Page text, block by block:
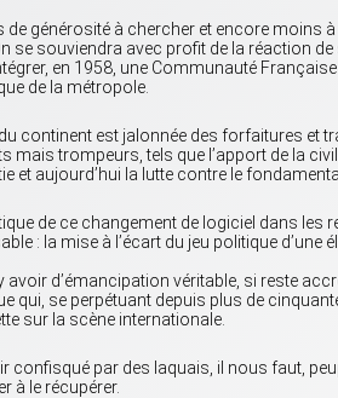
de générosité à chercher et encore
se souviendra avec profit de la réaction
en 1958, une Communauté
de la métropole.
du continent est jalonnée des forfaitures
mais trompeurs, tels que l’apport de la
et aujourd’hui la lutte contre le
de ce changement de logiciel dans
: la mise à l’écart du jeu politique
y avoir d’émancipation véritable, si reste
qui, se perpétuant depuis plus de
sur la scène internationale.
confisqué par des laquais, il nous faut,
à le récupérer.